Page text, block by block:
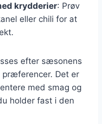
krydderier: Prøv
eller chili for at
efter sæsonens
præferencer. Det er
med smag og
holder fast i den